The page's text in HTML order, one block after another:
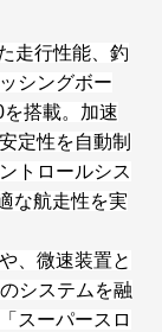
走行性能、釣
シングボー
搭載。加速
定性を自動制
トロールシス
な航走性を実
、微速装置と
システムを融
スーパースロ